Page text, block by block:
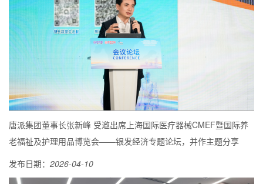
唐派集团董事长张新峰 受邀出席上海国际医疗器械CMEF暨国际养
老福祉及护理用品博览会——银发经济专题论坛，并作主题分享
发布日期： 2026-04-10